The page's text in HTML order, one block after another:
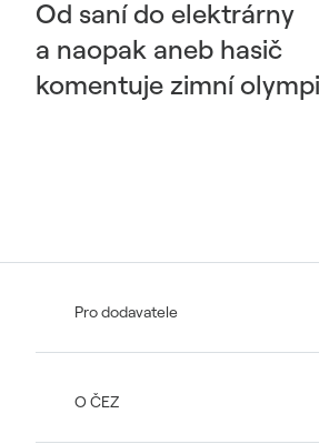
Od saní do elektrárny
a naopak aneb hasič
komentuje zimní
Pro dodavatele
O ČEZ